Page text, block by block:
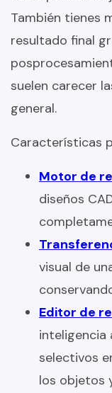
También tienes
resultado final
suelen carecer
general.
Características
Motor de
diseños
visual de
Editor de
inteligencia
selectivos
los objetos